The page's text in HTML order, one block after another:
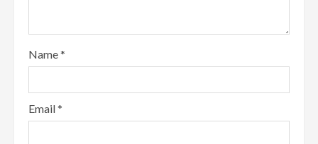
Name*
Email*